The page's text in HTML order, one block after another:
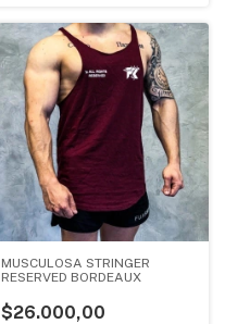
MUSCULOSA STRINGER
RESERVED BORDEAUX
$26.000,00